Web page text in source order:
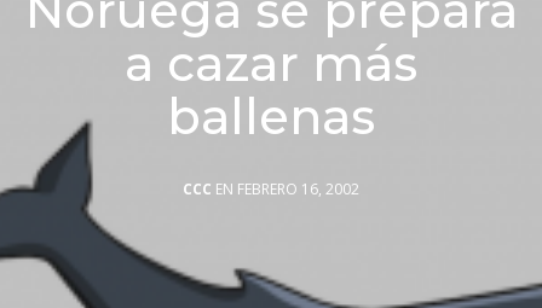
a cazar más
ballenas
CCC EN FEBRERO 16, 2002